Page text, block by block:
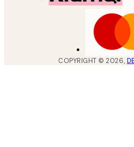
COPYRIGHT ©2026,